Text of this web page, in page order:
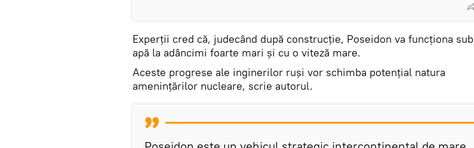
Experții cred că, judecând după construcție, Poseidon va funcționa sub
apă la adâncimi foarte mari și cu o viteză mare.
Aceste progrese ale inginerilor ruși vor schimba potențial natura
amenințărilor nucleare, scrie autorul.